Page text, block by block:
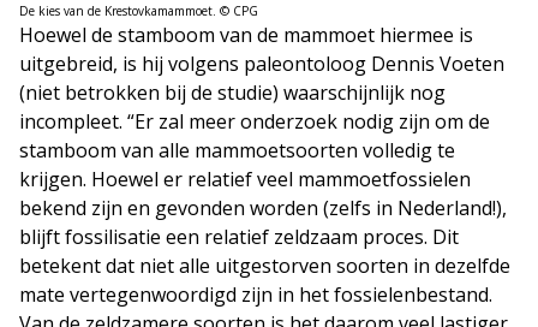
De kies van de Krestovkamammoet. © CPG
Hoewel de stamboom van de mammoet hiermee is
uitgebreid, is hij volgens paleontoloog Dennis Voeten
(niet betrokken bij de studie) waarschijnlijk nog
incompleet. “Er zal meer onderzoek nodig zijn om de
stamboom van alle mammoetsoorten volledig te
krijgen. Hoewel er relatief veel mammoetfossielen
bekend zijn en gevonden worden (zelfs in Nederland!),
blijft fossilisatie een relatief zeldzaam proces. Dit
betekent dat niet alle uitgestorven soorten in dezelfde
mate vertegenwoordigd zijn in het fossielenbestand.